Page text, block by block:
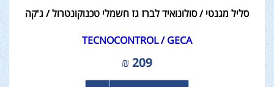
סליל מגנטי / סולונואיד לברז גז חשמלי טכנוקונטרול / ג'קה
TECNOCONTROL / GECA
209
₪